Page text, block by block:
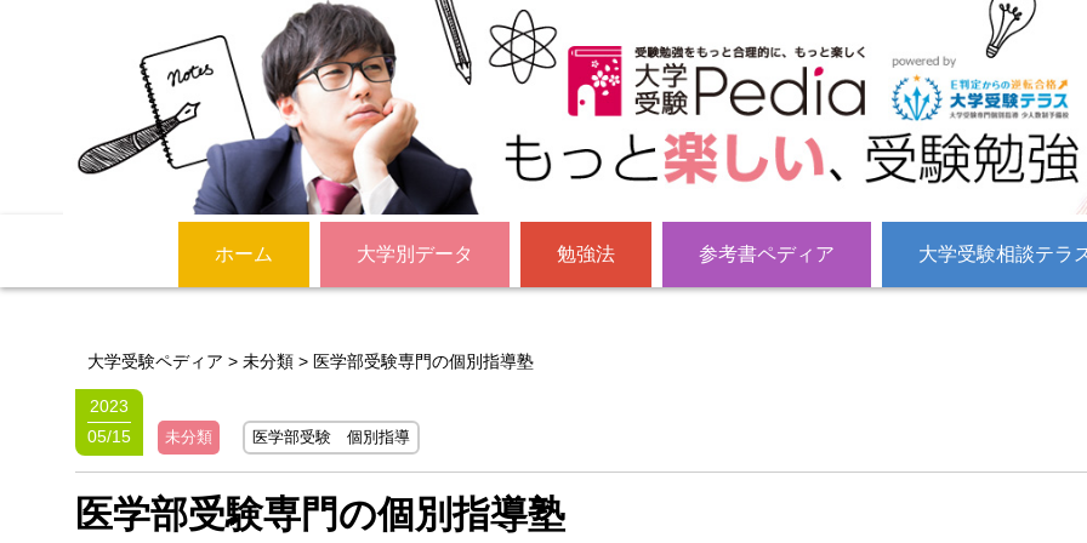
ホーム 大学別データ 勉強法 参考書ペディア 大学受験相談テラ
大学受験ペディア > 未分類 > 医学部受験専門の個別指導塾
2023
05/15
未分類 医学部受験 個別指導
医学部受験専門の個別指導塾